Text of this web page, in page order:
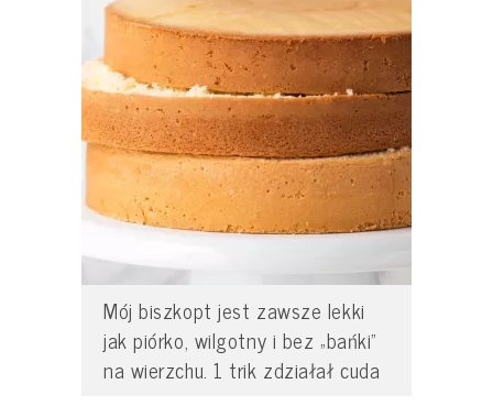
Mój biszkopt jest zawsze lekki
jak piórko, wilgotny i bez „bańki”
na wierzchu. 1 trik zdziałał cuda